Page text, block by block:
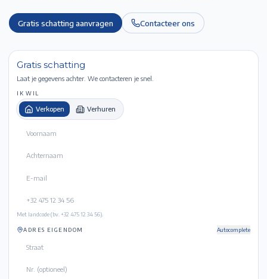
Gratis schatting aanvragen Contacteer ons
Gratis schatting
Laat je gegevens achter. We contacteren je snel.
IK WIL
Verkopen Verhuren
Met landcode (bv. +32 475 12 34 56).
ADRES EIGENDOM Autocomplete